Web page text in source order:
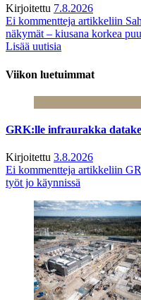
Kirjoitettu 7.8.2026
Ei kommentteja artikkeliin
näkymät – kiusana korkea
Lisää uutisia
Viikon luetuimmat
GRK:lle infraurakka
Kirjoitettu 3.8.2026
Ei kommentteja artikkeliin
työt jo käynnissä